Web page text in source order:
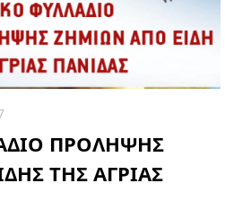
ΠΡΟΛΗΨΗΣ
ΤΗΣ ΑΓΡΙΑΣ